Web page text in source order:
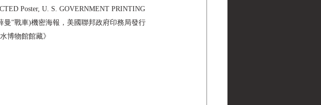
Poster, U. S. GOVERNMENT PRINTING
曼"戰車)機密海報，美國聯邦政府印務局發行
博物館館藏》